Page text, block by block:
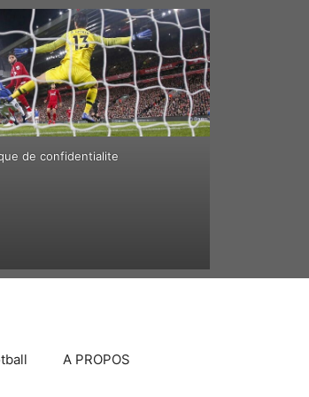
de confidentialite
A PROPOS